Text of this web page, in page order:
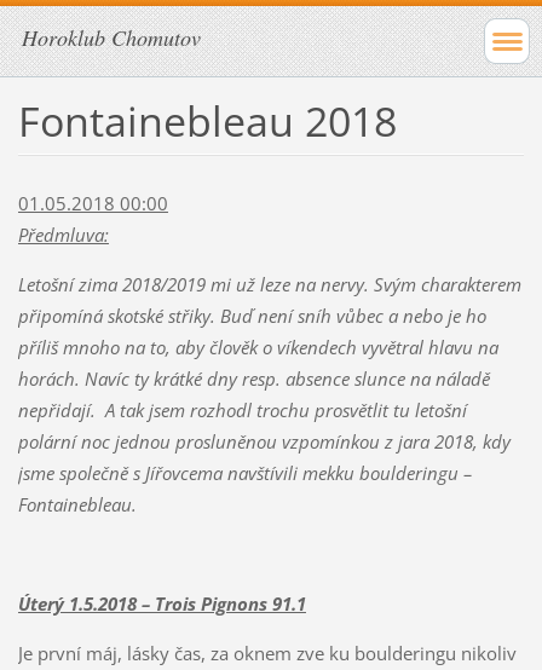
Horoklub Chomutov
Fontainebleau 2018
01.05.2018 00:00
Předmluva:
Letošní zima 2018/2019 mi už leze na nervy. Svým charakterem
připomíná skotské střiky. Buď není sníh vůbec a nebo je ho
příliš mnoho na to, aby člověk o víkendech vyvětral hlavu na
horách. Navíc ty krátké dny resp. absence slunce na náladě
nepřidají. A tak jsem rozhodl trochu prosvětlit tu letošní
polární noc jednou prosluněnou vzpomínkou z jara 2018, kdy
jsme společně s Jířovcema navštívili mekku boulderingu –
Fontainebleau.
Úterý 1.5.2018 – Trois Pignons 91.1
Je první máj, lásky čas, za oknem zve ku boulderingu nikoliv